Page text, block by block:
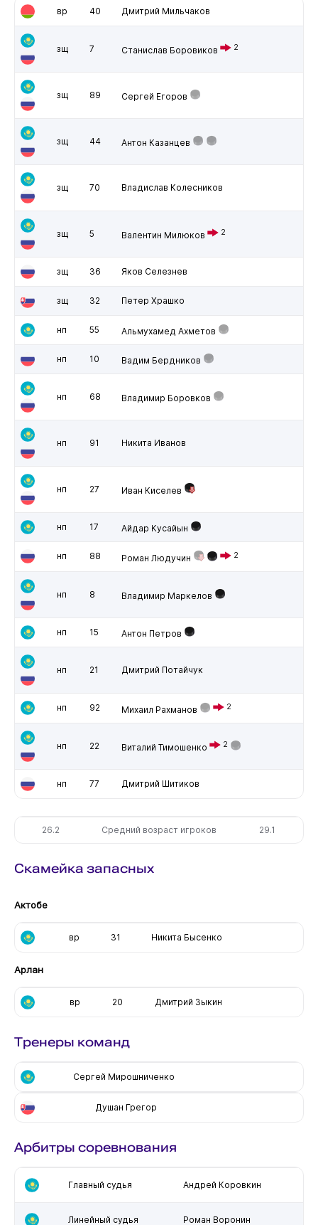
вр 40 Дмитрий Мильчаков
зщ 7 Станислав Боровиков 2
зщ 89 Сергей Егоров
зщ 44 Антон Казанцев
зщ 70 Владислав Колесников
зщ 5 Валентин Милюков 2
зщ 36 Яков Селезнев
зщ 32 Петер Храшко
нп 55 Альмухамед Ахметов
нп 10 Вадим Бердников
нп 68 Владимир Боровков
нп 91 Никита Иванов
нп 27 Иван Киселев
нп 17 Айдар Кусайын
нп 88 Роман Людучин 2
нп 8 Владимир Маркелов
нп 15 Антон Петров
нп 21 Дмитрий Потайчук
нп 92 Михаил Рахманов 2
нп 22 Виталий Тимошенко 2
нп 77 Дмитрий Шитиков
26.2 Средний возраст игроков 29.1
Скамейка запасных
Актобе
вр 31 Никита Бысенко
Арлан
вр 20 Дмитрий Зыкин
Тренеры команд
Сергей Мирошниченко
Душан Грегор
Арбитры соревнования
Главный судья Андрей Коровкин
Линейный судья Роман Воронин